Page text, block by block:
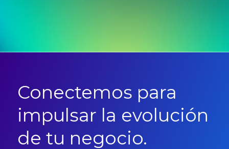
Conectemos para
impulsar la evolución
de tu negocio.